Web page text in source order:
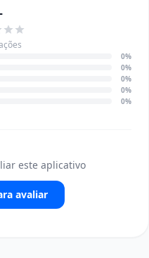
0%
0%
0%
0%
0%
este aplicativo
avaliar